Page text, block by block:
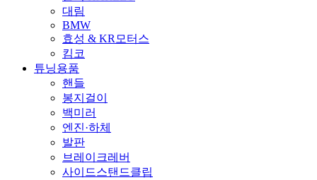
대림
BMW
효성 & KR모터스
킴코
튜닝용품
핸들
봉지걸이
백미러
엔진·하체
발판
브레이크레버
사이드스탠드클립